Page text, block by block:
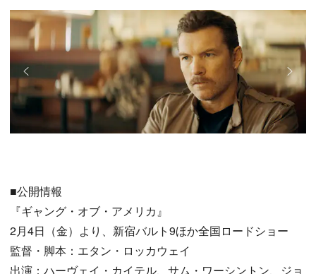
■公開情報
『ギャング・オブ・アメリカ』
2月4日（金）より、新宿バルト9ほか全国ロードショー
監督・脚本：エタン・ロッカウェイ
出演：ハーヴェイ・カイテル、サム・ワーシントン、ジョ